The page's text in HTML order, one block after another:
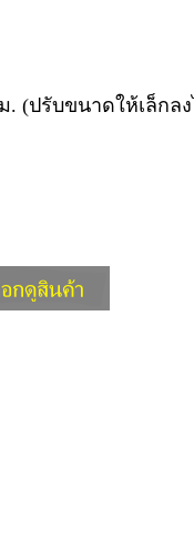
. (ปรับขนาดให้เล็กล